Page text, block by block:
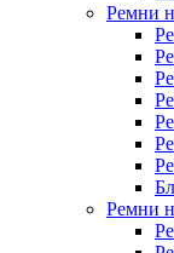
Ремни
Ремни